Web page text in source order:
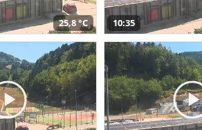
25,8 °C 10:35